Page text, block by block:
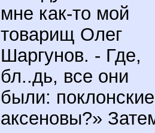
мне как-то мой
товарищ Олег
Шаргунов. - Где,
бл..дь, все они
были:
аксеновы?»